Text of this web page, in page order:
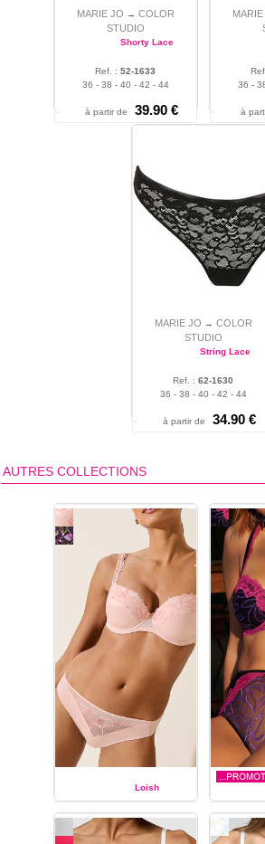
MARIE JO → COLOR
STUDIO
Shorty Lace
Ref. : 52-1633
36 - 38 - 40 - 42 - 44
à partir de 39.90 €
36 -
à
MARIE JO → COLOR
STUDIO
String Lace
Ref. : 62-1630
36 - 38 - 40 - 42 - 44
à partir de 34.90 €
AUTRES COLLECTIONS
Loish
MARIE JO